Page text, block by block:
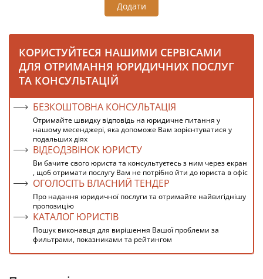
Додати
КОРИСТУЙТЕСЯ НАШИМИ СЕРВІСАМИ
ДЛЯ ОТРИМАННЯ ЮРИДИЧНИХ ПОСЛУГ
ТА КОНСУЛЬТАЦІЙ
БЕЗКОШТОВНА КОНСУЛЬТАЦІЯ
Отримайте швидку відповідь на юридичне питання у
нашому месенджері, яка допоможе Вам зорієнтуватися у
подальших діях
ВІДЕОДЗВІНОК ЮРИСТУ
Ви бачите свого юриста та консультуєтесь з ним через екран
, щоб отримати послугу Вам не потрібно йти до юриста в офіс
ОГОЛОСІТЬ ВЛАСНИЙ ТЕНДЕР
Про надання юридичної послуги та отримайте найвигіднішу
пропозицію
КАТАЛОГ ЮРИСТІВ
Пошук виконавця для вирішення Вашої проблеми за
фильтрами, показниками та рейтингом